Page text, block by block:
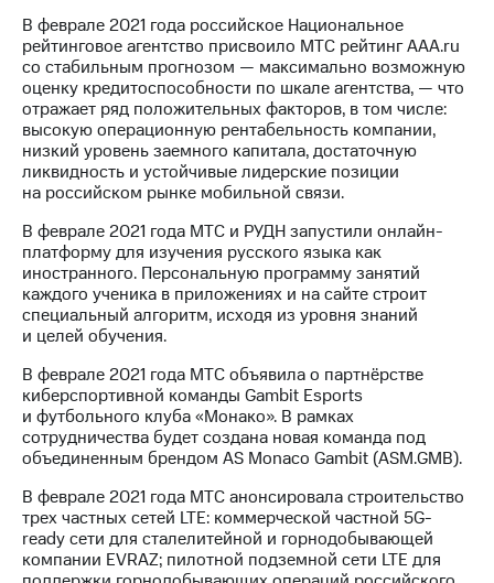
В феврале 2021 года российское Национальное
рейтинговое агентство присвоило МТС рейтинг AAA.ru
со стабильным прогнозом — максимально возможную
оценку кредитоспособности по шкале агентства, — что
отражает ряд положительных факторов, в том числе:
высокую операционную рентабельность компании,
низкий уровень заемного капитала, достаточную
ликвидность и устойчивые лидерские позиции
на российском рынке мобильной связи.
В феврале 2021 года МТС и РУДН запустили онлайн-
платформу для изучения русского языка как
иностранного. Персональную программу занятий
каждого ученика в приложениях и на сайте строит
специальный алгоритм, исходя из уровня знаний
и целей обучения.
В феврале 2021 года МТС объявила о партнёрстве
киберспортивной команды Gambit Esports
и футбольного клуба «Монако». В рамках
сотрудничества будет создана новая команда под
объединенным брендом AS Monaco Gambit (ASM.GMB).
В феврале 2021 года МТС анонсировала строительство
трех частных сетей LTE: коммерческой частной 5G-
ready сети для сталелитейной и горнодобывающей
компании EVRAZ; пилотной подземной сети LTE для